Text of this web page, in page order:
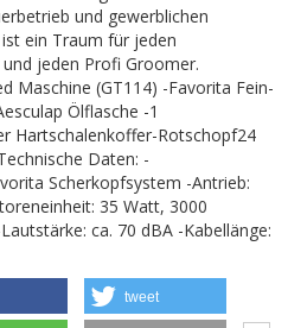
und gewerblichen
ein Traum für jeden
jeden Profi Groomer.
Maschine (GT114) -Favorita Fein-
Ölflasche -1
Hartschalenkoffer-Rotschopf24
Daten: -
Scherkopfsystem -Antrieb:
35 Watt, 3000
ca. 70 dBA -Kabellänge:
tweet